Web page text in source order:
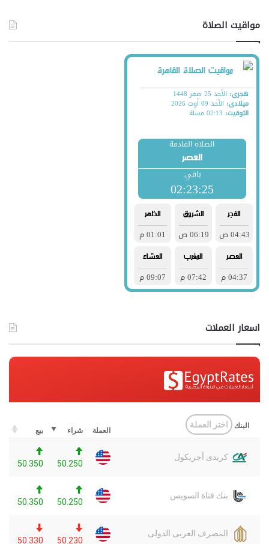
مواقيت الصلاة
اسعار العملات